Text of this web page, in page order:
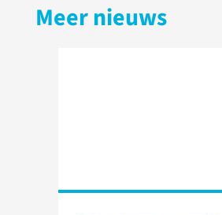
Meer nieuws